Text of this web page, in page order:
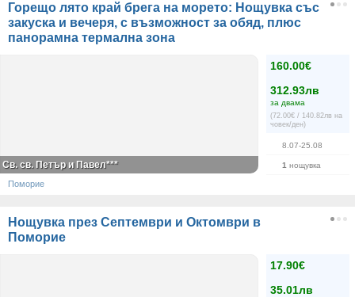
Горещо лято край брега на морето: Нощувка със
закуска и вечеря, с възможност за обяд, плюс
панорамна термална зона
160.00€
312.93лв
за двама
(72.00€ / 140.82лв на
човек/ден)
8.07-25.08
1 нощувка
Св. св. Петър и Павел***
Поморие
Нощувка през Септември и Октомври в
Поморие
17.90€
35.01лв